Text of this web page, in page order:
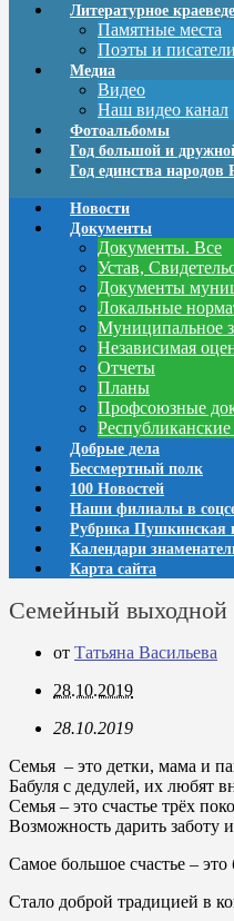
Литературное
Памятные места
Поэты и
Медиа
Видео
Наш видео канал
Фотоальбомы
Год большой и
Год единства народов
Новости
Документы
Документы. Все
Устав,
Документы
Локальные
Муниципальное
Независимая
Отчеты
Планы
Профсоюзные
Добрые дела
Бессмертный полк
100 Новостей
Наши филиалы в
Рубрика Пушкинская
Календари
Карта сайта
Семейный
от Татьяна Васильева
28.10.2019
28.10.2019
Семья – это детки, мама и
Бабуля с дедулей, их любят
Семья – это счастье трёх
Возможность дарить заботу
Самое большое счастье –
Стало доброй традицией в